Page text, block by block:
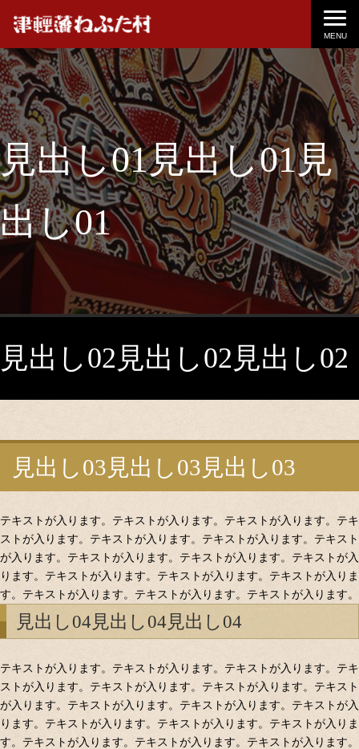
MENU
見出し01見出し01見
出し01
見出し02見出し02見出し02
見出し03見出し03見出し03
テキストが入ります。テキストが入ります。テキストが入ります。テキ
ストが入ります。テキストが入ります。テキストが入ります。テキスト
が入ります。テキストが入ります。テキストが入ります。テキストが入
ります。テキストが入ります。テキストが入ります。テキストが入りま
す。テキストが入ります。テキストが入ります。テキストが入ります。
見出し04見出し04見出し04
テキストが入ります。テキストが入ります。テキストが入ります。テキ
ストが入ります。テキストが入ります。テキストが入ります。テキスト
が入ります。テキストが入ります。テキストが入ります。テキストが入
ります。テキストが入ります。テキストが入ります。テキストが入りま
す。テキストが入ります。テキストが入ります。テキストが入ります。